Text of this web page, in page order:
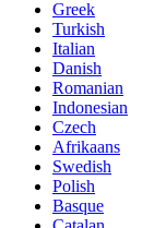
Greek
Turkish
Italian
Danish
Romanian
Indonesian
Czech
Afrikaans
Swedish
Polish
Basque